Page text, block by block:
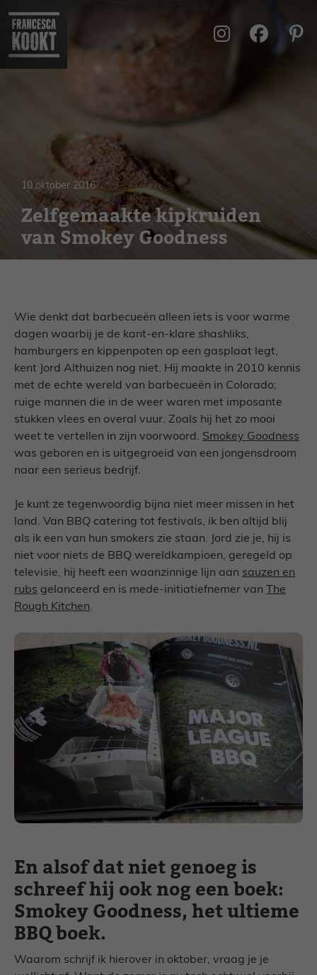
naar
inhoud
10 oktober 2016
Zelfgemaakte kipkruiden
van Smokey Goodness
Wie denkt dat barbecueën alleen iets is voor warme
dagen waarbij je de kant-en-klare shashliks,
hamburgers en kippenpoten op een gasplaat legt,
kent Jord Althuizen nog niet. Hij maakte in 2010 kennis
met de echte wereld van barbecueën in Colorado;
ruige mannen die in de weer waren met imposante
stukken vlees en overal vuur. Zoals hij het zo mooi
weet te vertellen in zijn voorwoord. Smokey Goodness
was geboren en is uitgegroeid van een jongensdroom
naar een serieus bedrijf.
Je kunt ze tegenwoordig bijna niet meer missen in het
land. Van BBQ catering tot festivals, ik ben altijd blij
als ik een van hun smokers zie staan. Jord zie je, hij is
niet voor niets de BBQ wereldkampioen, geregeld op
televisie, hij heeft een waanzinnige lijn aan sauzen en
rubs gelanceerd en is mede-initiatiefnemer van
The
Rough Kitchen.
En alsof dat niet genoeg is
schreef hij ook nog een boek:
Smokey Goodness, het ultieme
BBQ boek.
Waarom schrijf ik hierover in oktober, vraag je je